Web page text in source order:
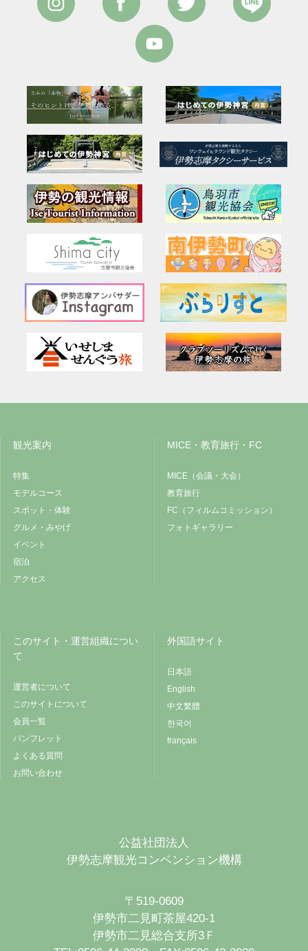
観光案内
特集
モデルコース
スポット・体験
グルメ・みやげ
イベント
宿泊
アクセス
MICE・教育旅行・FC
MICE（会議・大会）
教育旅行
FC（フィルムコミッション）
フォトギャラリー
このサイト・運営組織につい
て
運営者について
このサイトについて
会員一覧
パンフレット
よくある質問
お問い合わせ
外国語サイト
日本語
English
中文繁體
한국어
français
公益社団法人
伊勢志摩観光コンベンション機構
〒519-0609
伊勢市二見町茶屋420-1
伊勢市二見総合支所3Ｆ